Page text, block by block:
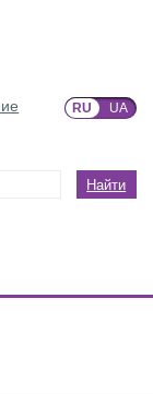
RU UA
Найти